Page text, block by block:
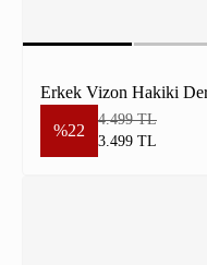
Erkek Vizon Hakiki
%22
4.499 TL
3.499 TL